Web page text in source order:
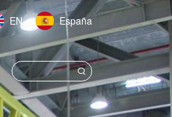
EN España